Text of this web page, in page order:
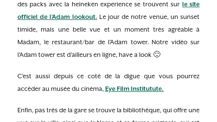
des packs avec la heineken experience se trouvent sur le site
officiel de l’Adam lookout. Le jour de notre venue, un sunset
timide, mais une belle vue et un moment très agréable à
Madam, le restaurant/bar de l’Adam tower. Notre vidéo sur
l’Adam tower est d’ailleurs en ligne, have a look 🙂
C’est aussi depuis ce coté de la digue que vous pourrez
accéder au musée du cinéma, Eye Film Institutute.
Enfin, pas très de la gare se trouve la bibliothèque, qui offre une